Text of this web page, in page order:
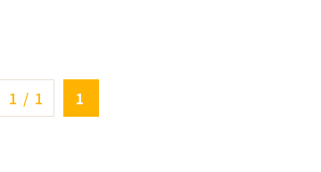
1 / 1 1